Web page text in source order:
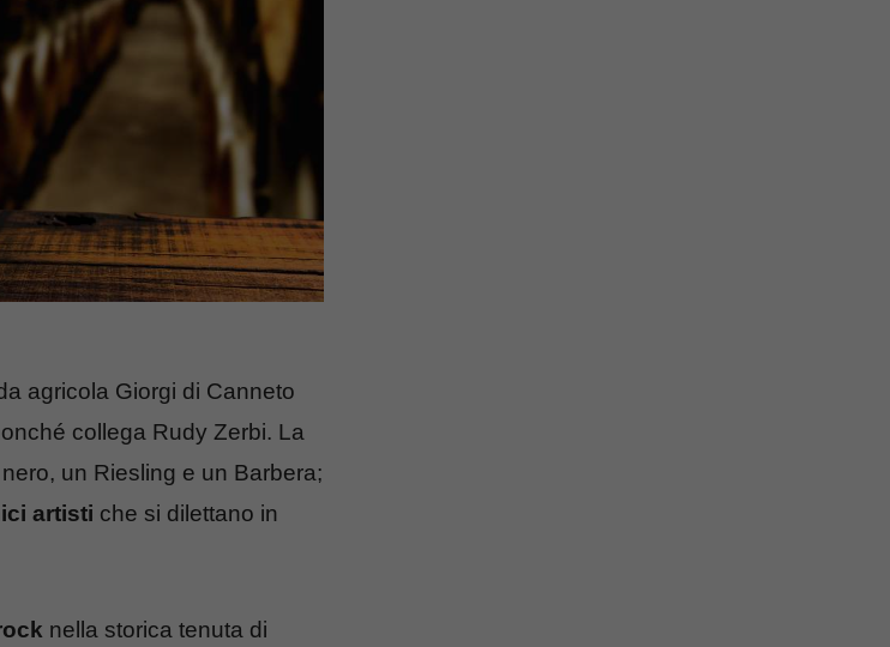
agricola Giorgi di Canneto
collega Rudy Zerbi. La
un Riesling e un Barbera;
artisti che si dilettano in
nella storica tenuta di